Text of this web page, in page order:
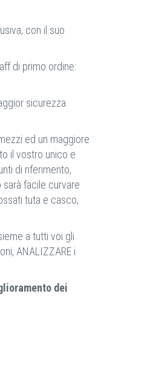
con il suo
di primo ordine:
sicurezza
ed un maggiore
il vostro unico e
di riferimento,
facile curvare
tuta e casco,
a tutti voi gli
ANALIZZARE i
dei